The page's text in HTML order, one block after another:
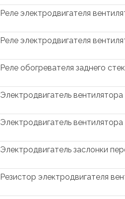
Реле электродвигателя
Реле электродвигателя
Реле обогревателя заднего
Электродвигатель
Электродвигатель
Электродвигатель заслонки
Резистор электродвигателя